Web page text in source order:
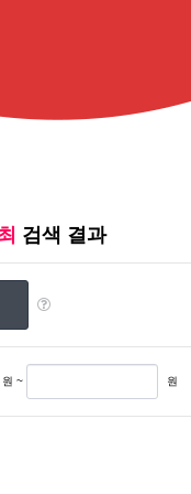
검색 결과
원 ~ 원